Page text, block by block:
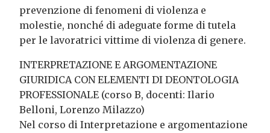
prevenzione di fenomeni di violenza e
molestie, nonché di adeguate forme di tutela
per le lavoratrici vittime di violenza di genere.
INTERPRETAZIONE E ARGOMENTAZIONE
GIURIDICA CON ELEMENTI DI DEONTOLOGIA
PROFESSIONALE (corso B, docenti: Ilario
Belloni, Lorenzo Milazzo)
Nel corso di Interpretazione e argomentazione